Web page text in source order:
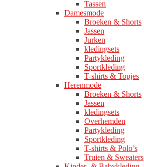
Tassen
Damesmode
Broeken & Shorts
Jassen
Jurken
kledingsets
Partykleding
Sportkleding
T-shirts & Topjes
Herenmode
Broeken & Shorts
Jassen
kledingsets
Overhemden
Partykleding
Sportkleding
T-shirts & Polo’s
Truien & Sweaters